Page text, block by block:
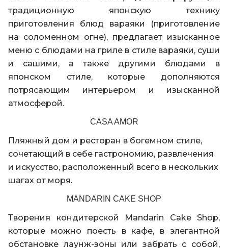
традиционную японскую технику
приготовления блюд вараяки (приготовление
на соломенном огне), предлагает изысканное
меню с блюдами на гриле в стиле вараяки, суши
и сашими, а также другими блюдами в
японском стиле, которые дополняются
потрясающим интерьером и изысканной
атмосферой.
CASA AMOR
Пляжный дом и ресторан в богемном стиле,
сочетающий в себе гастрономию, развлечения
и искусство, расположенный всего в нескольких
шагах от моря.
MANDARIN CAKE SHOP
Творения кондитерской Mandarin Cake Shop,
которые можно поесть в кафе, в элегантной
обстановке лаунж-зоны или забрать с собой,